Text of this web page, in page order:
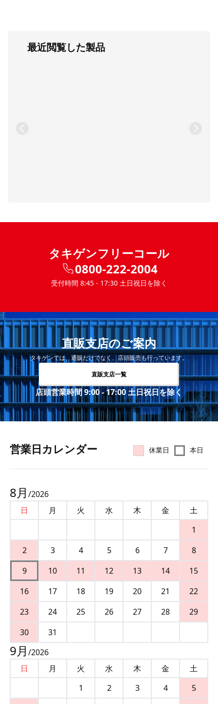
最近閲覧した製品
タキゲンフリーコール
0800-222-2004
受付時間 8:45 - 17:30 土日祝日を除く
直販支店のご案内
タキゲンでは、通販だけでなく、店頭販売も行っています。
直販支店一覧
店頭営業時間 9:00 - 17:00 土日祝日を除く
営業⽇カレンダー 休業日 本日
8月 /2026
日
月 火 水 木 金
土
1
2
3 4 5 6 7
8
9
10 11 12 13 14
15
16
17 18 19 20 21
22
23
24 25 26 27 28
29
30
31
9月 /2026
日
月 火 水 木 金
土
1
2 3 4
5